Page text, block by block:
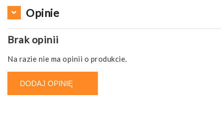
Opinie
Brak opinii
Na razie nie ma opinii o produkcie.
DODAJ OPINIĘ